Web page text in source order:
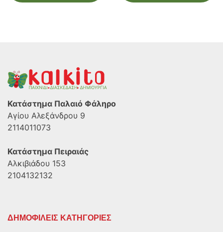
Κατάστημα Παλαιό Φάληρο
Αγίου Αλεξάνδρου 9
2114011073
Κατάστημα Πειραιάς
Αλκιβιάδου 153
2104132132
ΔΗΜΟΦΙΛΕΙΣ ΚΑΤΗΓΟΡΙΕΣ